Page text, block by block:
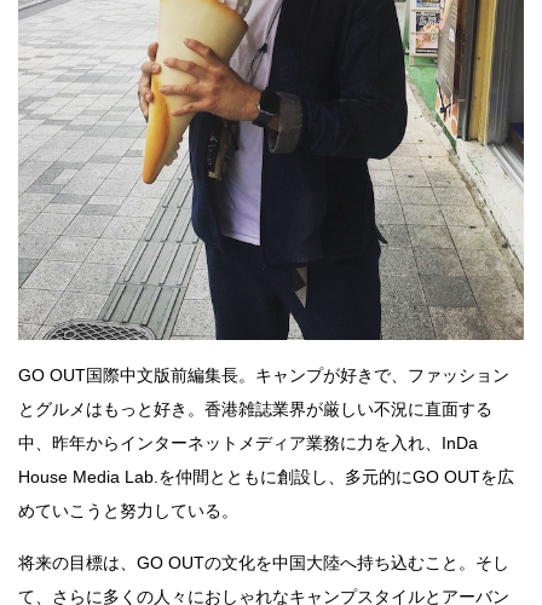
GO OUT国際中文版前編集長。キャンプが好きで、ファッション
とグルメはもっと好き。香港雑誌業界が厳しい不況に直面する
中、昨年からインターネットメディア業務に力を入れ、InDa
House Media Lab.を仲間とともに創設し、多元的にGO OUTを広
めていこうと努力している。
将来の目標は、 GO OUTの文化を中国大陸へ持ち込むこと。そし
て、さらに多くの人々におしゃれなキャンプスタイルとアーバン